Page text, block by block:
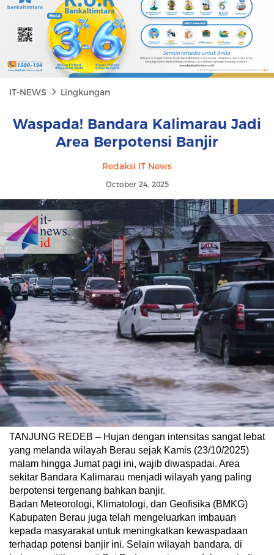
IT-NEWS Lingkungan
Waspada! Bandara Kalimarau Jadi
Area Berpotensi Banjir
Redaksi IT News
October 24, 2025
TANJUNG REDEB – Hujan dengan intensitas sangat lebat
yang melanda wilayah Berau sejak Kamis (23/10/2025)
malam hingga Jumat pagi ini, wajib diwaspadai. Area
sekitar Bandara Kalimarau menjadi wilayah yang paling
berpotensi tergenang bahkan banjir.
Badan Meteorologi, Klimatologi, dan Geofisika (BMKG)
Kabupaten Berau juga telah mengeluarkan imbauan
kepada masyarakat untuk meningkatkan kewaspadaan
terhadap potensi banjir ini. Selain wilayah bandara, di